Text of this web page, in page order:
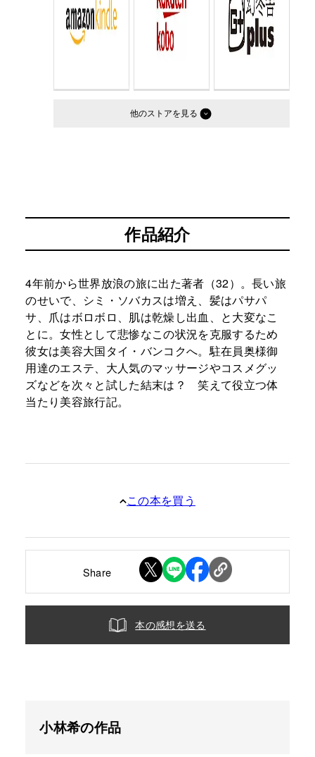
他のストア
作品紹介
4年前から世界放浪の旅に出た著者（32）。長い旅
のせいで、シミ・ソバカスは増え、髪はパサパ
サ、爪はボロボロ、肌は乾燥し出血、と大変なこ
とに。女性として悲惨なこの状況を克服するため
彼女は美容大国タイ・バンコクへ。駐在員奥様御
用達のエステ、大人気のマッサージやコスメグッ
ズなどを次々と試した結末は？ 笑えて役立つ体
当たり美容旅行記。
この本を買う
Share
本の感想を送る
小林希の作品